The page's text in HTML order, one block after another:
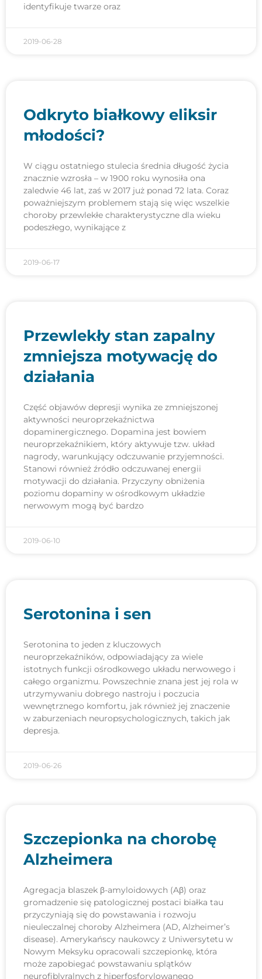
identyfikuje twarze oraz
2019-06-28
Odkryto białkowy eliksir
młodości?
W ciągu ostatniego stulecia średnia długość życia
znacznie wzrosła – w 1900 roku wynosiła ona
zaledwie 46 lat, zaś w 2017 już ponad 72 lata. Coraz
poważniejszym problemem stają się więc wszelkie
choroby przewlekłe charakterystyczne dla wieku
podeszłego, wynikające z
2019-06-17
Przewlekły stan zapalny
zmniejsza motywację do
działania
Część objawów depresji wynika ze zmniejszonej
aktywności neuroprzekaźnictwa
dopaminergicznego. Dopamina jest bowiem
neuroprzekaźnikiem, który aktywuje tzw. układ
nagrody, warunkujący odczuwanie przyjemności.
Stanowi również źródło odczuwanej energii
motywacji do działania. Przyczyny obniżenia
poziomu dopaminy w ośrodkowym układzie
nerwowym mogą być bardzo
2019-06-10
Serotonina i sen
Serotonina to jeden z kluczowych
neuroprzekaźników, odpowiadający za wiele
istotnych funkcji ośrodkowego układu nerwowego i
całego organizmu. Powszechnie znana jest jej rola w
utrzymywaniu dobrego nastroju i poczucia
wewnętrznego komfortu, jak również jej znaczenie
w zaburzeniach neuropsychologicznych, takich jak
depresja.
2019-06-26
Szczepionka na chorobę
Alzheimera
Agregacja blaszek β-amyloidowych (Aβ) oraz
gromadzenie się patologicznej postaci białka tau
przyczyniają się do powstawania i rozwoju
nieuleczalnej choroby Alzheimera (AD, Alzheimer’s
disease). Amerykańscy naukowcy z Uniwersytetu w
Nowym Meksyku opracowali szczepionkę, która
może zapobiegać powstawaniu splątków
neurofiblyralnych z hiperfosforylowanego